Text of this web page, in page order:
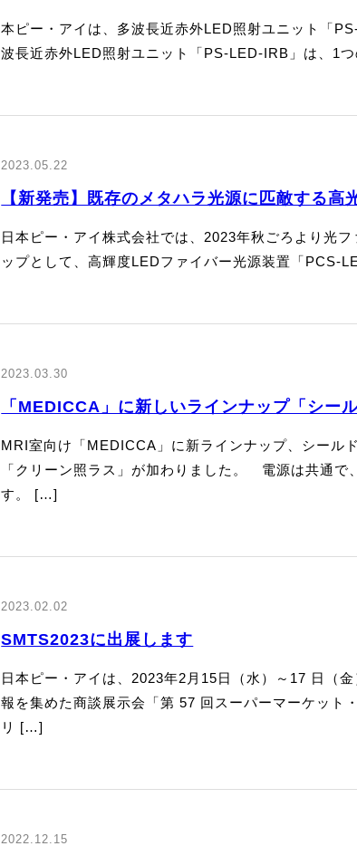
本ピー・アイは、多波長近赤外LED照射ユニット「
波長近赤外LED照射ユニット「PS-LED-IRB」は、1
2023.05.22
【新発売】既存のメタハラ光源に匹敵する高
日本ピー・アイ株式会社では、2023年秋ごろより光
ップとして、高輝度LEDファイバー光源装置「
2023.03.30
「MEDICCA」に新しいラインナップ「シー
MRI室向け「MEDICCA」に新ラインナップ、シール
「クリーン照ラス」が加わりました。 電源は共通
す。 […]
2023.02.02
SMTS2023に出展します
日本ピー・アイは、2023年2月15日（水）～17 日（
報を集めた商談展示会「第 57 回スーパーマーケット
リ […]
2022.12.15